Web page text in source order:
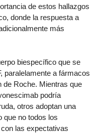
de estos hallazgos
donde la respuesta a
más
biespecífico que se
paralelamente a fármacos
Roche. Mientras que
podría
otros adoptan una
que no todos los
las expectativas